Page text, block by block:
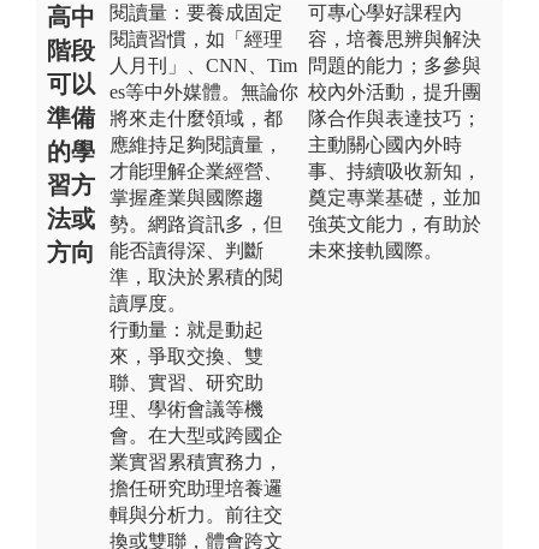
高中
階段
可以
準備
的學
習方
法或
方向
閱讀量：要養成固定
閱讀習慣，如「經理
人月刊」、CNN、Tim
es等中外媒體。無論你
將來走什麼領域，都
應維持足夠閱讀量，
才能理解企業經營、
掌握產業與國際趨
勢。網路資訊多，但
能否讀得深、判斷
準，取決於累積的閱
讀厚度。
行動量：就是動起
來，爭取交換、雙
聯、實習、研究助
理、學術會議等機
會。在大型或跨國企
業實習累積實務力，
擔任研究助理培養邏
輯與分析力。前往交
換或雙聯，體會跨文
可專心學好課程內
容，培養思辨與解決
問題的能力；多參與
校內外活動，提升團
隊合作與表達技巧；
主動關心國內外時
事、持續吸收新知，
奠定專業基礎，並加
強英文能力，有助於
未來接軌國際。